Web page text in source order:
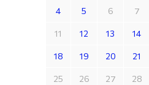
4 5 6 7
11 12 13 14
18 19 20 21
25 26 27 28